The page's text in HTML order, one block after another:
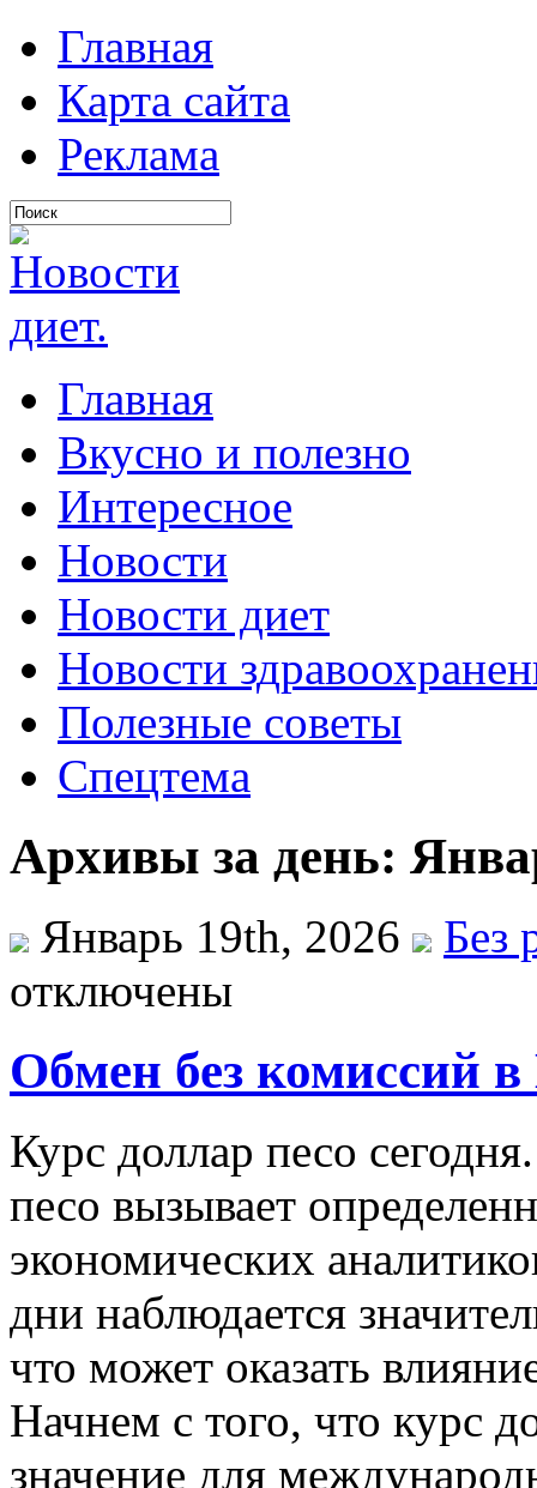
Главная
Карта сайта
Реклама
Главная
Вкусно и полезно
Интересное
Новости
Новости диет
Новости
Полезные советы
Спецтема
Архивы за день:
Январь 19th, 2026
Без
отключены
Обмен без комиссий
Курс доллар песо
песо вызывает
экономических
дни наблюдается
что может оказать
Начнем с того, что курс
значение для